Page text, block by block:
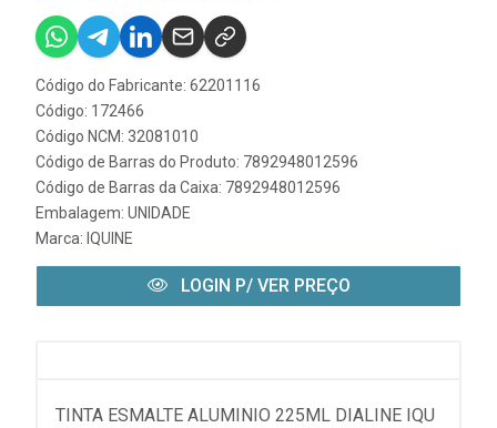
Código do Fabricante: 62201116
Código: 172466
Código NCM: 32081010
Código de Barras do Produto: 7892948012596
Código de Barras da Caixa: 7892948012596
Embalagem: UNIDADE
Marca: IQUINE
LOGIN P/ VER PREÇO
TINTA ESMALTE ALUMINIO 225ML DIALINE IQU